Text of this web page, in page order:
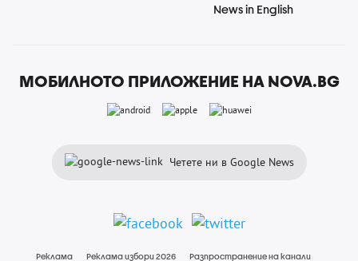
News in English
МОБИЛНОТО ПРИЛОЖЕНИЕ НА NOVA.BG
Четете ни в Google News
Реклама Реклама избори 2026 Разпространение на канали